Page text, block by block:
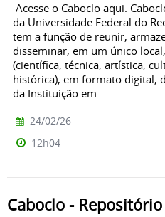
Acesse o Caboclo aqui.
da Universidade Federal do
tem a função de reunir,
disseminar, em um único
(científica, técnica, artística,
histórica), em formato digital,
da Instituição em...
24/02/26
12h04
Caboclo -